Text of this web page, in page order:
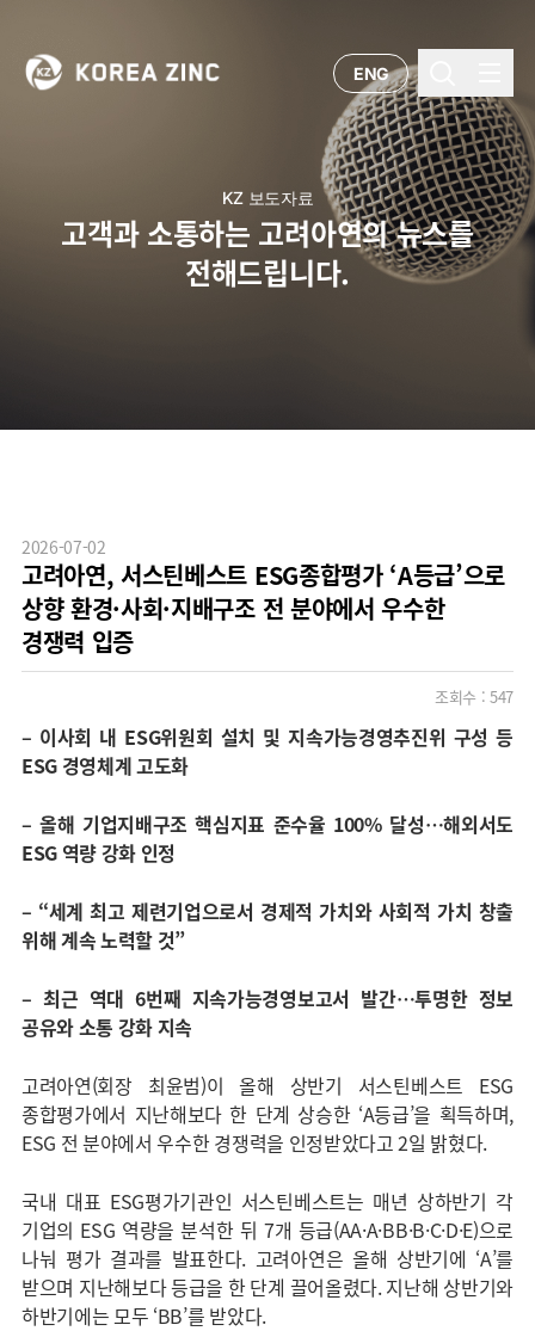
ENG
KZ 보도자료
고객과 소통하는 고려아연의 뉴스를
전해드립니다.
고려아연, 서스틴베스트 ESG종합평가 ‘A등급’으로
상향 환경·사회·지배구조 전 분야에서 우수한
경쟁력 입증
2026-07-02
조회수 : 547
– 이사회 내 ESG위원회 설치 및 지속가능경영추진위 구성 등
ESG 경영체계 고도화
– 올해 기업지배구조 핵심지표 준수율 100% 달성…해외서도
ESG 역량 강화 인정
– “세계 최고 제련기업으로서 경제적 가치와 사회적 가치 창출
위해 계속 노력할 것”
– 최근 역대 6번째 지속가능경영보고서 발간…투명한 정보
공유와 소통 강화 지속
고려아연(회장 최윤범)이 올해 상반기 서스틴베스트 ESG
종합평가에서 지난해보다 한 단계 상승한 ‘A등급’을 획득하며,
ESG 전 분야에서 우수한 경쟁력을 인정받았다고 2일 밝혔다.
국내 대표 ESG평가기관인 서스틴베스트는 매년 상하반기 각
기업의 ESG 역량을 분석한 뒤 7개 등급(AA·A·BB·B·C·D·E)으로
나눠 평가 결과를 발표한다. 고려아연은 올해 상반기에 ‘A’를
받으며 지난해보다 등급을 한 단계 끌어올렸다. 지난해 상반기와
하반기에는 모두 ‘BB’를 받았다.